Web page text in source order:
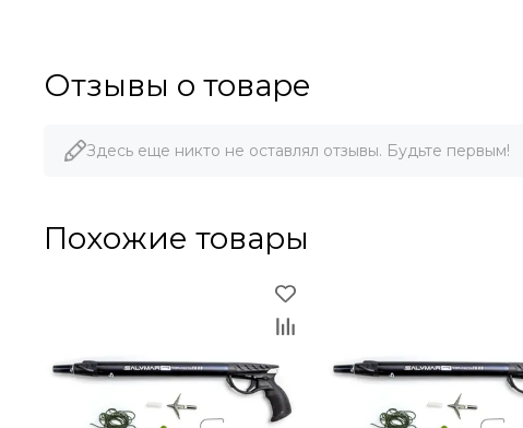
Отзывы о товаре
Здесь еще никто не оставлял отзывы. Будьте первым!
Похожие товары